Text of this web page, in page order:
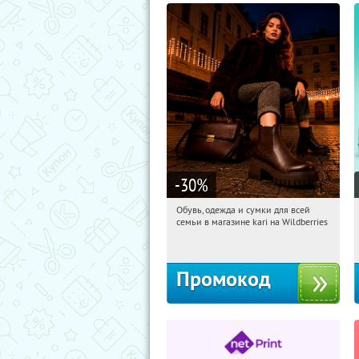
-30%
23:28:55
Получи первым!
Обувь, одежда и сумки для всей
семьи в магазине kari на Wildberries
Промокод